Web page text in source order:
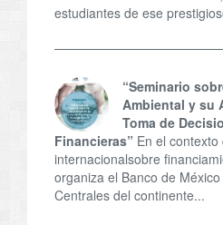
estudiantes de ese
“Seminario
Ambiental y su
Toma de
Financieras” En el
internacionalsobre
organiza el Banco de
Centrales del continente...